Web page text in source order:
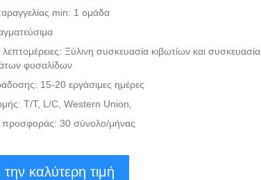
min: 1 ομάδα
Ξύλινη συσκευασία κιβωτίων και συσκευασία
φυσαλίδων
15-20 εργάσιμες ημέρες
T/T, L/C, Western Union,
προσφοράς: 30 σύνολο/μήνας
την καλύτερη τιμή